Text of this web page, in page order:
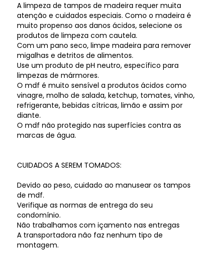
A limpeza de tampos de madeira requer muita
atenção e cuidados especiais. Como o madeira é
muito propenso aos danos ácidos, selecione os
produtos de limpeza com cautela.
Com um pano seco, limpe madeira para remover
migalhas e detritos de alimentos.
Use um produto de pH neutro, específico para
limpezas de mármores.
O mdf é muito sensível a produtos ácidos como
vinagre, molho de salada, ketchup, tomates, vinho,
refrigerante, bebidas cítricas, limão e assim por
diante.
O mdf não protegido nas superfícies contra as
marcas de água.
CUIDADOS A SEREM TOMADOS:
Devido ao peso, cuidado ao manusear os tampos
de mdf.
Verifique as normas de entrega do seu
condomínio.
Não trabalhamos com içamento nas entregas
A transportadora não faz nenhum tipo de
montagem.